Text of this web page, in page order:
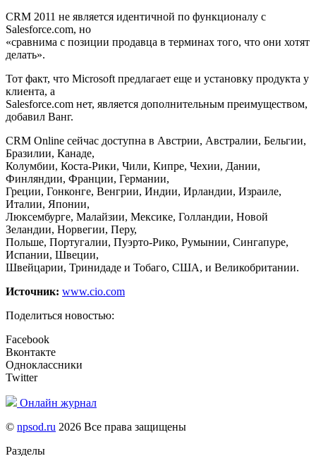
CRM 2011 не является идентичной по функционалу с
Salesforce.com, но
«сравнима с позиции продавца в терминах того, что они хотят
делать».
Тот факт, что Microsoft предлагает еще и установку продукта у
клиента, а
Salesforce.com нет, является дополнительным преимуществом,
добавил Ванг.
CRM Online сейчас доступна в Австрии, Австралии, Бельгии,
Бразилии, Канаде,
Колумбии, Коста-Рики, Чили, Кипре, Чехии, Дании,
Финляндии, Франции, Германии,
Греции, Гонконге, Венгрии, Индии, Ирландии, Израиле,
Италии, Японии,
Люксембурге, Малайзии, Мексике, Голландии, Новой
Зеландии, Норвегии, Перу,
Польше, Португалии, Пуэрто-Рико, Румынии, Сингапуре,
Испании, Швеции,
Швейцарии, Тринидаде и Тобаго, США, и Великобритании.
Источник: www.cio.com
Поделиться новостью:
Facebook
Вконтакте
Одноклассники
Twitter
Онлайн журнал
© npsod.ru 2026 Все права защищены
Разделы